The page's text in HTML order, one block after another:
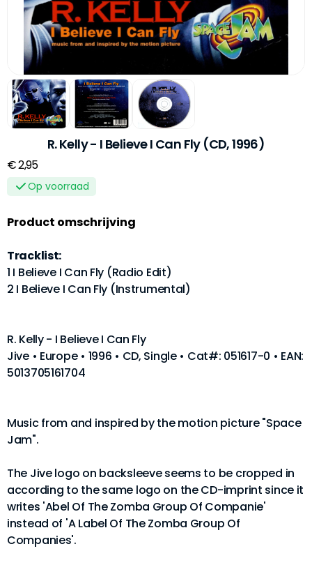
R. Kelly - I Believe I Can Fly (CD, 1996)
€ 2,95
Op voorraad
Product omschrijving
Tracklist:
1 I Believe I Can Fly (Radio Edit)
2 I Believe I Can Fly (Instrumental)
R. Kelly - I Believe I Can Fly
Jive • Europe • 1996 • CD, Single • Cat#: 051617-0 • EAN:
5013705161704
Music from and inspired by the motion picture "Space
Jam".
The Jive logo on backsleeve seems to be cropped in
according to the same logo on the CD-imprint since it
writes 'Abel Of The Zomba Group Of Companie'
instead of 'A Label Of The Zomba Group Of
Companies'.